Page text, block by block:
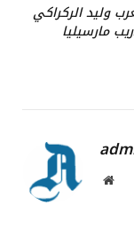
وليد الركراكي
مارسيليا